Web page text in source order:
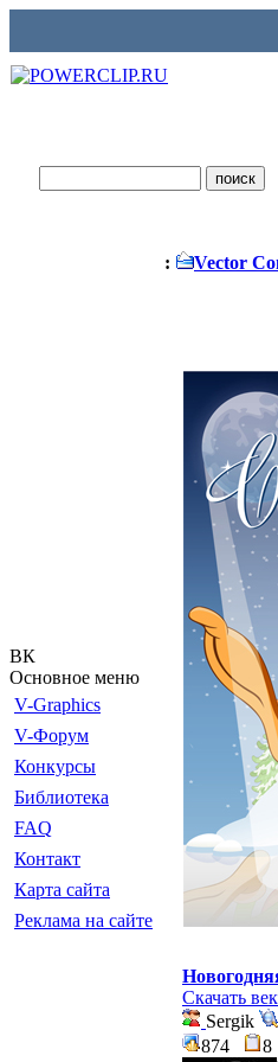
ВК
Основное меню
V-Graphics
V-Форум
Конкурсы
Библиотека
FAQ
Контакт
Карта сайта
Реклама на сайте
: Vector
Скачать
Sergik
874